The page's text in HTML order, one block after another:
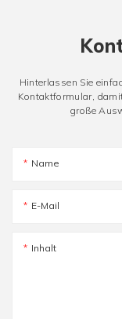
Hinterlassen Sie
Kontaktformular,
große
Name
E-Mail
Inhalt